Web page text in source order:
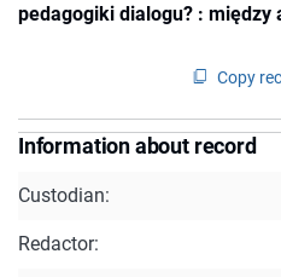
pedagogiki dialogu? : między
Copy
Information about record
Custodian:
Redactor: